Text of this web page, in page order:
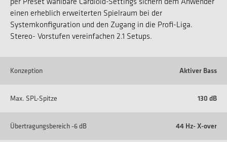
einen erheblich erweiterten Spielraum bei der
Systemkonfiguration und den Zugang in die Profi-Liga.
Stereo- Vorstufen vereinfachen 2.1 Setups.
Konzeption Aktiver Bass
Max. SPL-Spitze 130 dB
Übertragungsbereich -6 dB 44 Hz- X-over